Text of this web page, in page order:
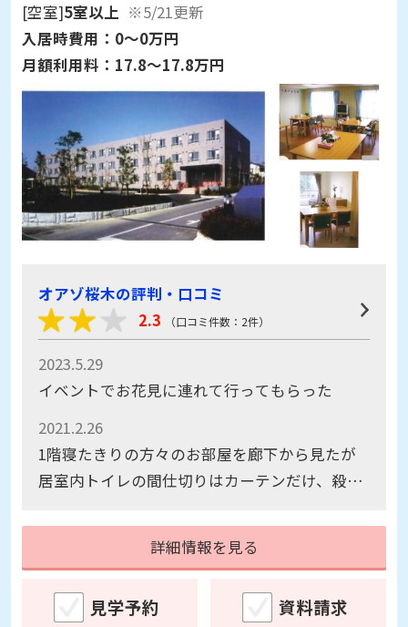
[空室]5室以上 ※5/21更新
入居時費用： 0～0万円
月額利用料： 17.8～17.8万円
オアゾ桜木の評判・口コミ
2.3
（口コミ件数：2件）
2023.5.29
イベントでお花見に連れて行ってもらった
2021.2.26
1階寝たきりの方々のお部屋を廊下から見たが
居室内トイレの間仕切りはカーテンだけ、殺風
じた。
詳細情報を見る
見学予約 資料請求